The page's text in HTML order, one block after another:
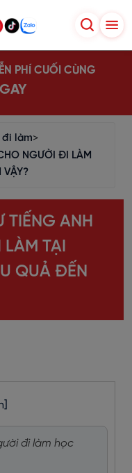
PHÍ CUỐI CÙNG
đi làm>
NGƯỜI ĐI LÀM
VẬY?
TIẾNG ANH
TẠI
QUẢ ĐẾN
đi làm học